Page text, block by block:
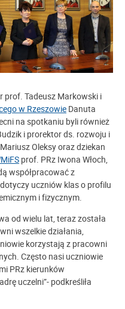
prof. Tadeusz Markowski i
w Rzeszowie Danuta
na spotkaniu byli również
i prorektor ds. rozwoju i
Oleksy oraz dziekan
prof. PRz Iwona Włoch,
współpracować z
uczniów klas o profilu
i fizycznym.
od wielu lat, teraz została
wszelkie działania,
korzystają z pracowni
Często nasi uczniowie
PRz kierunków
uczelni”- podkreśliła